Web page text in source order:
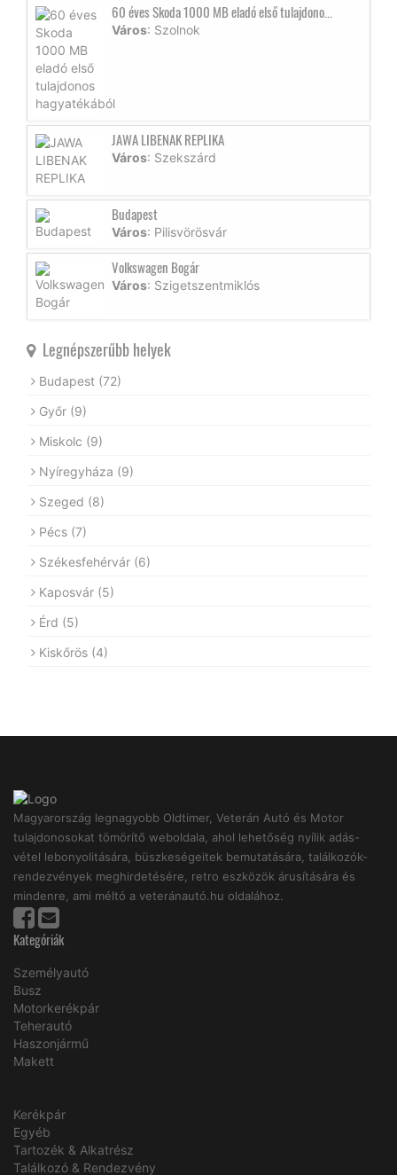
60 éves Skoda 1000 MB eladó első tulajdono...
Város: Szolnok
JAWA LIBENAK REPLIKA
Város: Szekszárd
Budapest
Város: Pilisvörösvár
Volkswagen Bogár
Város: Szigetszentmiklós
Legnépszerűbb helyek
Budapest (72)
Győr (9)
Miskolc (9)
Nyíregyháza (9)
Szeged (8)
Pécs (7)
Székesfehérvár (6)
Kaposvár (5)
Érd (5)
Kiskőrös (4)
Magyarország legnagyobb Oldtimer, Veterán Autó és Motor
tulajdonosokat tömörítő weboldala, ahol lehetőség nyílik adás-
vétel lebonyolitására, büszkeségeitek bemutatására, találkozók-
rendezvények meghirdetésére, retro eszközök árusítására és
mindenre, ami méltó a veteránautó.hu oldalához.
Kategóriák
Személyautó
Busz
Motorkerékpár
Teherautó
Haszonjármű
Makett
Kerékpár
Egyéb
Tartozék & Alkatrész
Találkozó & Rendezvény